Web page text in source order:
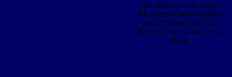
Das Webradio von NAG.
Mit ausgesuchten Playlisten
aus den Bereichen Retro-
Remixes und GEMA-freier
Musik.